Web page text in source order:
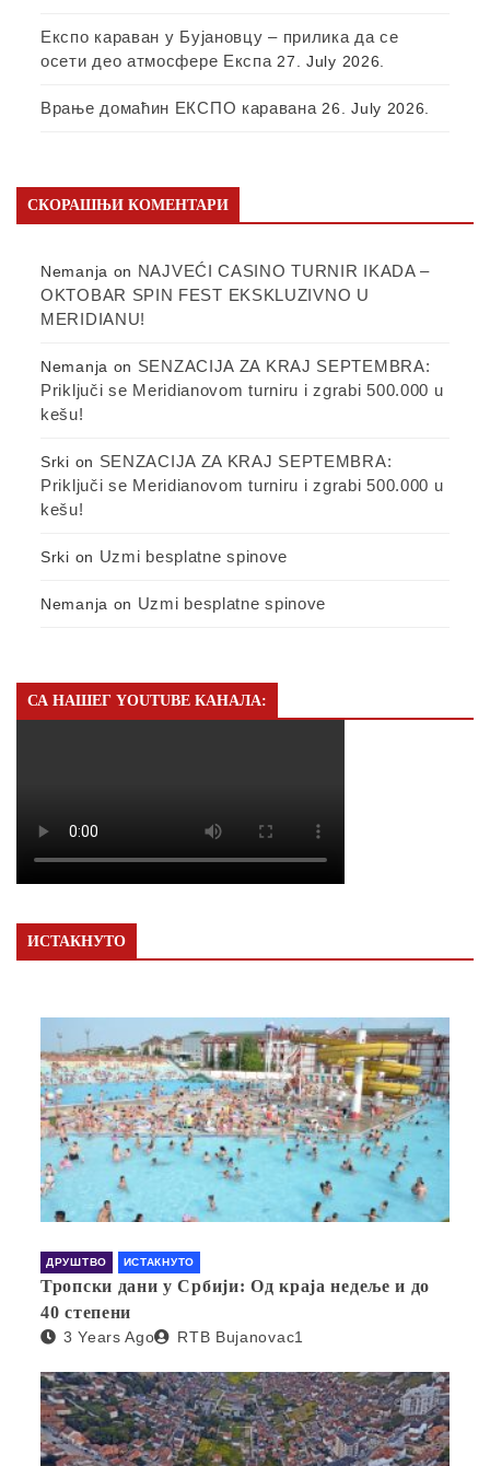
Експо караван у Бујановцу – прилика да се
осети део атмосфере Експа 27. July 2026.
Врање домаћин ЕКСПО каравана 26. July 2026.
СКОРАШЊИ КОМЕНТАРИ
Nemanja on NAJVEĆI CASINO TURNIR IKADA –
OKTOBAR SPIN FEST EKSKLUZIVNO U
MERIDIANU!
Nemanja on SENZACIJA ZA KRAJ SEPTEMBRA:
Priključi se Meridianovom turniru i zgrabi 500.000 u
kešu!
Srki on SENZACIJA ZA KRAJ SEPTEMBRA:
Priključi se Meridianovom turniru i zgrabi 500.000 u
kešu!
Srki on Uzmi besplatne spinove
Nemanja on Uzmi besplatne spinove
СА НАШЕГ YOUTUBE КАНАЛА:
ИСТАКНУТО
ДРУШТВО ИСТАКНУТО
Тропски дани у Србији: Од краја недеље и до
40 степени
3 Years Ago RTB Bujanovac1